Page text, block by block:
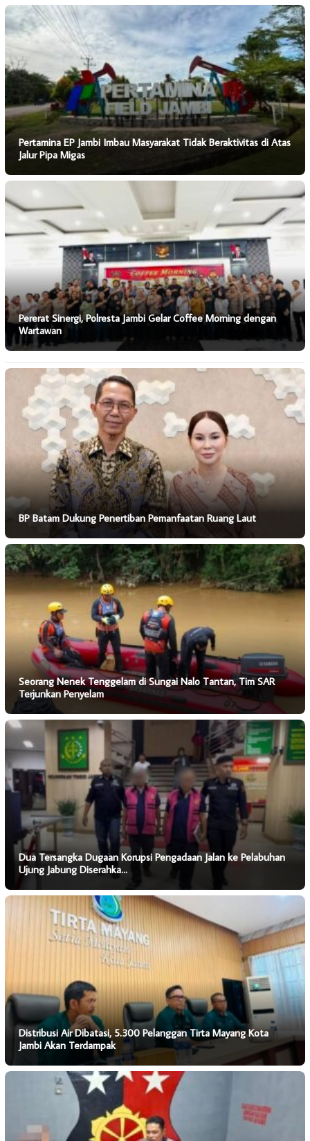
Pertamina EP Jambi Imbau Masyarakat Tidak Beraktivitas di Atas
Jalur Pipa Migas
Pererat Sinergi, Polresta Jambi Gelar Coffee Morning dengan
Wartawan
BP Batam Dukung Penertiban Pemanfaatan Ruang Laut
Seorang Nenek Tenggelam di Sungai Nalo Tantan, Tim SAR
Terjunkan Penyelam
Dua Tersangka Dugaan Korupsi Pengadaan Jalan ke Pelabuhan
Ujung Jabung Diserahka…
Distribusi Air Dibatasi, 5.300 Pelanggan Tirta Mayang Kota
Jambi Akan Terdampak